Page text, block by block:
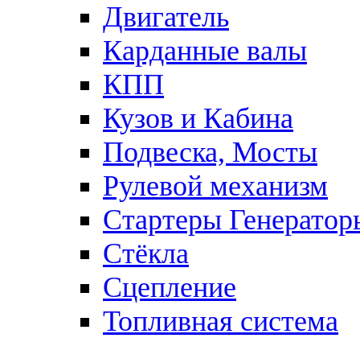
Двигатель
Карданные валы
КПП
Кузов и Кабина
Подвеска, Мосты
Рулевой механизм
Стартеры
Стёкла
Сцепление
Топливная система